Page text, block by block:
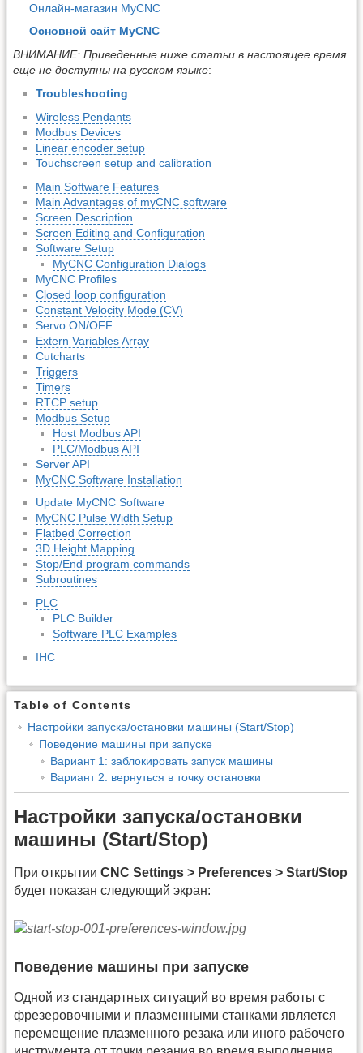
Онлайн-магазин MyCNC
Основной сайт MyCNC
ВНИМАНИЕ: Приведенные ниже статьи в настоящее время
еще не доступны на русском языке:
Troubleshooting
Wireless Pendants
Modbus Devices
Linear encoder setup
Touchscreen setup and calibration
Main Software Features
Main Advantages of myCNC software
Screen Description
Screen Editing and Configuration
Software Setup
MyCNC Configuration Dialogs
MyCNC Profiles
Closed loop configuration
Constant Velocity Mode (CV)
Servo ON/OFF
Extern Variables Array
Cutcharts
Triggers
Timers
RTCP setup
Modbus Setup
Host Modbus API
PLC/Modbus API
Server API
MyCNC Software Installation
Update MyCNC Software
MyCNC Pulse Width Setup
Flatbed Correction
3D Height Mapping
Stop/End program commands
Subroutines
PLC
PLC Builder
Software PLC Examples
IHC
Table of Contents
Настройки запуска/остановки машины (Start/Stop)
Поведение машины при запуске
Вариант 1: заблокировать запуск машины
Вариант 2: вернуться в точку остановки
Настройки запуска/остановки
машины (Start/Stop)
При открытии CNC Settings > Preferences > Start/Stop
будет показан следующий экран:
Поведение машины при запуске
Одной из стандартных ситуаций во время работы с
фрезеровочными и плазменными станками является
перемещение плазменного резака или иного рабочего